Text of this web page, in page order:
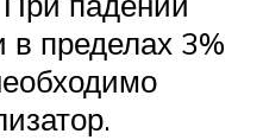
в пределах 3%